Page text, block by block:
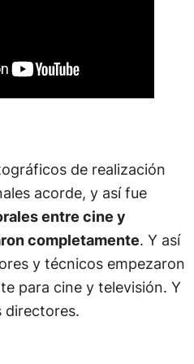
acorde, y así fue
entre cine y
completamente
y técnicos empezaron
para cine y televisión. Y
directores.